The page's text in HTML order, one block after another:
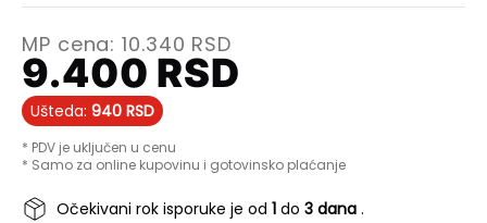
MP cena:10.340 RSD
9.400 RSD
Ušteda: 940 RSD
* PDV je uključen u cenu
* Samo za online kupovinu i gotovinsko plaćanje
Očekivani rok isporuke je od 1 do 3 dana .